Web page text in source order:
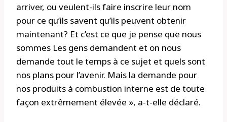
arriver, ou veulent-ils faire inscrire leur nom
pour ce qu’ils savent qu’ils peuvent obtenir
maintenant? Et c’est ce que je pense que nous
sommes Les gens demandent et on nous
demande tout le temps à ce sujet et quels sont
nos plans pour l’avenir. Mais la demande pour
nos produits à combustion interne est de toute
façon extrêmement élevée », a-t-elle déclaré.